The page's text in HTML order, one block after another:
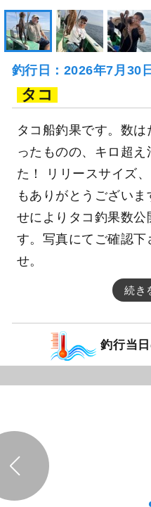
釣行日：2026年7月30
タコ
タコ船釣果です。数
ったものの、キロ超
た！ リリースサイズ
もありがとうござい
せによりタコ釣果数公
す。写真にてご確認下
せ。
続き
釣行当